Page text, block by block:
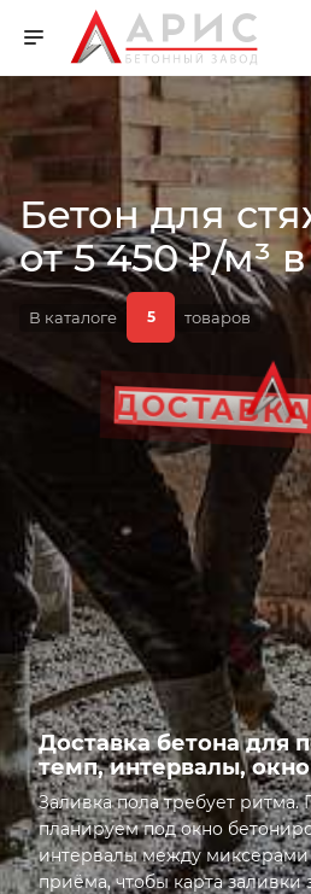
Бетон для
от 5 450 ₽/м³
В каталоге 5 товаров
ЗАВОД
ДОБАВКИ
Доставка бетона для
темп, интервалы,
Заливка пола требует ритма.
планируем под окно
интервалы между
приёма, чтобы карта заливки